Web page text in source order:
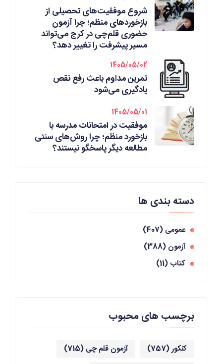
شروع موفقیت‌های تحصیلی از
بازخوردهای منظم؛ چرا آزمون
حضوری قلم‌چی در کرج می‌تواند
مسیر پیشرفت را تغییر دهد؟
1405/05/02
تمرین مداوم باعث رفع نقص
یادگیری می‌شود
1405/05/01
موفقیت در امتحانات مدرسه با
بازخورد منظم؛ چرا روش‌های سنتی
مطالعه دیگر پاسخگو نیستند؟
دسته بندی ها
عمومی(407)
آزمون(388)
کتاب(11)
برچسب های محبوب
کنکور(757) آزمون قلم چی (715)